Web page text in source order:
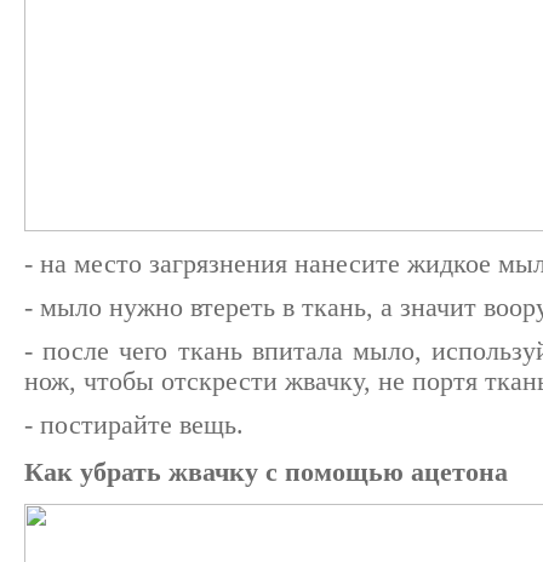
- на место загрязнения нанесите жидкое
- мыло нужно втереть в ткань, а значит
- после чего ткань впитала мыло,
нож, чтобы отскрести жвачку, не портя
- постирайте вещь.
Как убрать жвачку с помощью ацетона